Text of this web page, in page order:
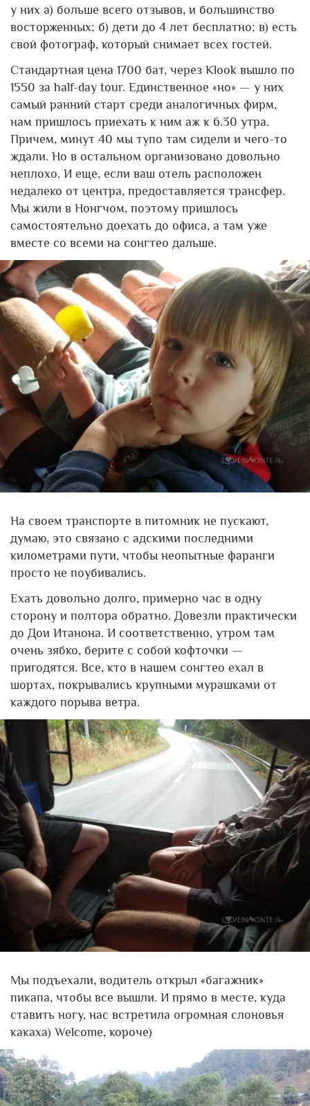
у них а) больше всего отзывов, и большинство
восторженных; б) дети до 4 лет бесплатно; в) есть
свой фотограф, который снимает всех гостей.
Стандартная цена 1700 бат, через Klook вышло по
1550 за half-day tour. Единственное «но» — у них
самый ранний старт среди аналогичных фирм,
нам пришлось приехать к ним аж к 6.30 утра.
Причем, минут 40 мы тупо там сидели и чего-то
ждали. Но в остальном организовано довольно
неплохо. И еще, если ваш отель расположен
недалеко от центра, предоставляется трансфер.
Мы жили в Нонгчом, поэтому пришлось
самостоятельно доехать до офиса, а там уже
вместе со всеми на сонгтео дальше.
На своем транспорте в питомник не пускают,
думаю, это связано с адскими последними
километрами пути, чтобы неопытные фаранги
просто не поубивались.
Ехать довольно долго, примерно час в одну
сторону и полтора обратно. Довезли практически
до Дои Итанона. И соответственно, утром там
очень зябко, берите с собой кофточки —
пригодятся. Все, кто в нашем сонгтео ехал в
шортах, покрывались крупными мурашками от
каждого порыва ветра.
Мы подъехали, водитель открыл «багажник»
пикапа, чтобы все вышли. И прямо в месте, куда
ставить ногу, нас встретила огромная слоновья
какаха) Welcome, короче)